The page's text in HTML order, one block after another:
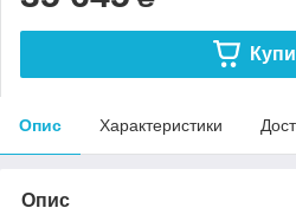
Опис Характеристики
Опис